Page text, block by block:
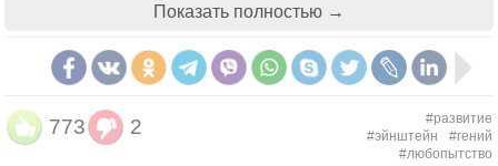
жизни и окружающего мира, с большей
вероятностью откроют или создадут что‑то
уникальное.
Показать полностью →
773 2
#развитие
#эйнштейн
#гений
#любопытство